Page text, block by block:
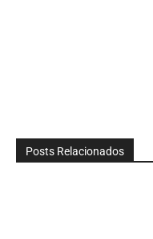
Posts Relacionados